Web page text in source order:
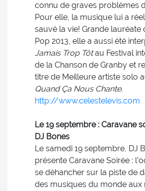
connu de graves problèmes
Pour elle, la musique lui a
sauvé la vie! Grande lauréate
Pop 2013, elle a aussi été
Jamais Trop Tôtau Festival
de la Chanson de Granby et
titre de Meilleure artiste solo
Quand Ça Nous Chante.
http://www.celestelevis.com
Le 19 septembre : Caravane
DJ Bones
Le samedi 19 septembre, DJ
présente Caravane Soirée :
se déhancher sur la piste de
des musiques du monde aux